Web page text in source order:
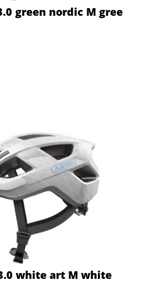
green nordic M gree
3.0 white art M white